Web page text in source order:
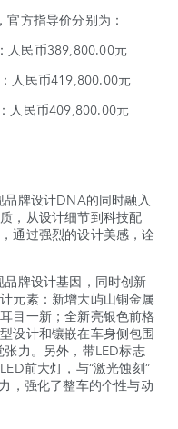
方指导价分别为：
民币389,800.00元
人民币419,800.00元
民币409,800.00元
牌设计DNA的同时融入
，从设计细节到科技配
通过强烈的设计美感，诠
牌设计基因，同时创新
元素：新增大屿山铜金属
目一新；全新亮银色前格
设计和镶嵌在车身侧包围
力。另外，带LED标志
前大灯，与“激光蚀刻”
，强化了整车的个性与动